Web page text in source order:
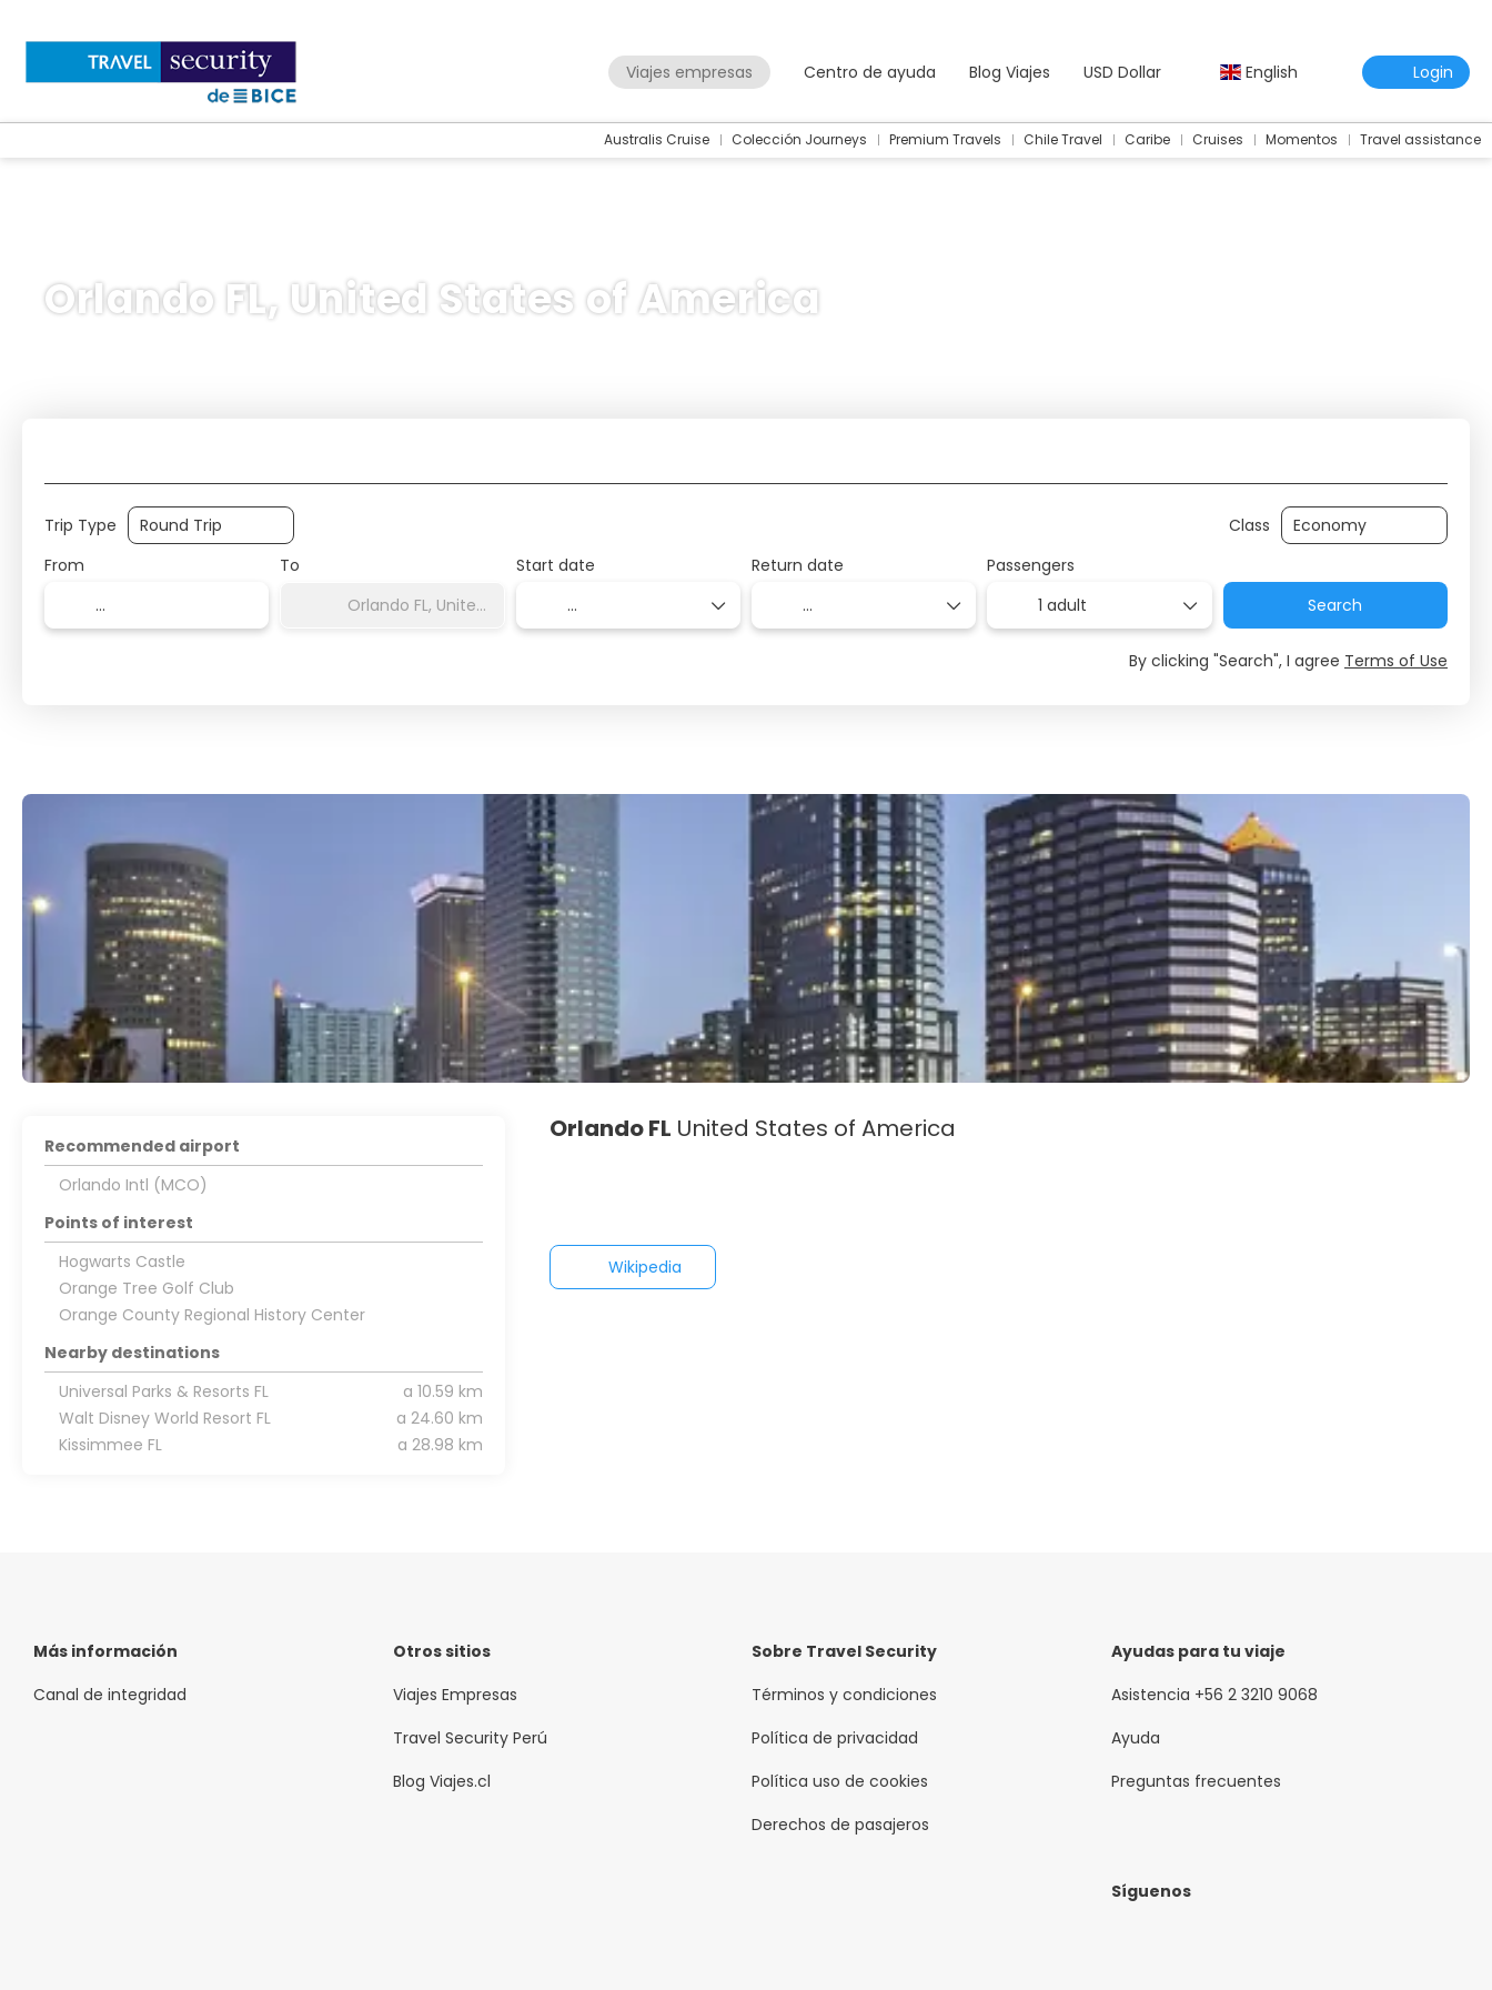
Viajes empresas Centro de ayuda Blog Viajes USD Dollar English Login
Australis Cruise Colección Journeys Premium Travels Chile Travel Caribe Cruises Momentos Travel assistance
Orlando FL, United States of America
Trip Type
Class
From
To Start date Return date
Passengers
1 adult
Search
By clicking "Search", I agree Terms of Use
Orlando FL United States of America
Wikipedia
Recommended airport
Orlando Intl (MCO)
Points of interest
Hogwarts Castle
Orange Tree Golf Club
Orange County Regional History Center
Nearby destinations
Universal Parks & Resorts FL
a 10.59 km
Walt Disney World Resort FL
a 24.60 km
Kissimmee FL
a 28.98 km
Más información
Canal de integridad
Otros sitios
Viajes Empresas
Travel Security Perú
Blog Viajes.cl
Sobre Travel Security
Términos y condiciones
Política de privacidad
Política uso de cookies
Derechos de pasajeros
Ayudas para tu viaje
Asistencia +56 2 3210 9068
Ayuda
Preguntas frecuentes
Síguenos